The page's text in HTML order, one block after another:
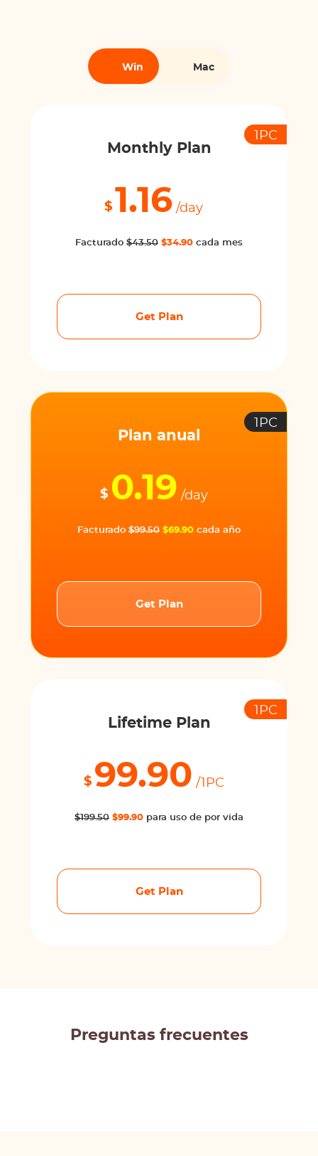
Win Mac
Monthly Plan
1PC
$ 1.16 /day
Facturado $43.50 $34.90 cada mes
Get Plan
Plan anual
1PC
$ 0.19 /day
Facturado $99.50 $69.90 cada año
Get Plan
Lifetime Plan
1PC
$ 99.90 /1PC
$199.50 $99.90 para uso de por vida
Get Plan
Preguntas frecuentes